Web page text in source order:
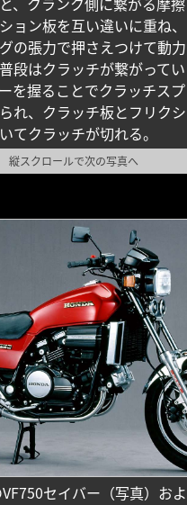
ョン板を互い違いに重ね、
の張力で押さえつけて動力
段はクラッチが繋がってい
を握ることでクラッチスプ
れ、クラッチ板とフリクシ
てクラッチが切れる。
縦スクロールで次の写真へ
セイバー（写真）およ